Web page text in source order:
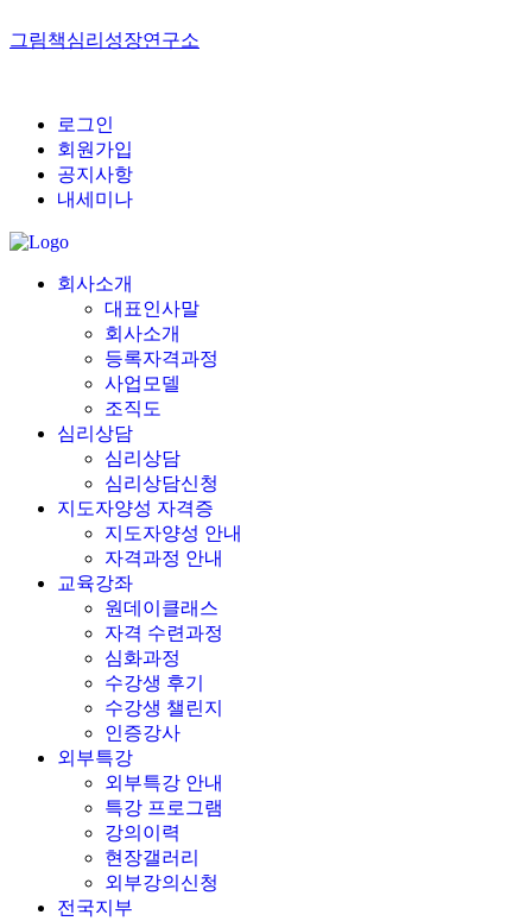
그림책심리성장연구소
로그인
회원가입
공지사항
내세미나
회사소개
대표인사말
회사소개
등록자격과정
사업모델
조직도
심리상담
심리상담
심리상담신청
지도자양성 자격증
지도자양성 안내
자격과정 안내
교육강좌
원데이클래스
자격 수련과정
심화과정
수강생 후기
수강생 챌린지
인증강사
외부특강
외부특강 안내
특강 프로그램
강의이력
현장갤러리
외부강의신청
전국지부